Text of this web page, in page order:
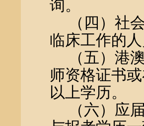
询。
（四）社
临床工作的
（五）港
师资格证书
以上学历。
（六）应